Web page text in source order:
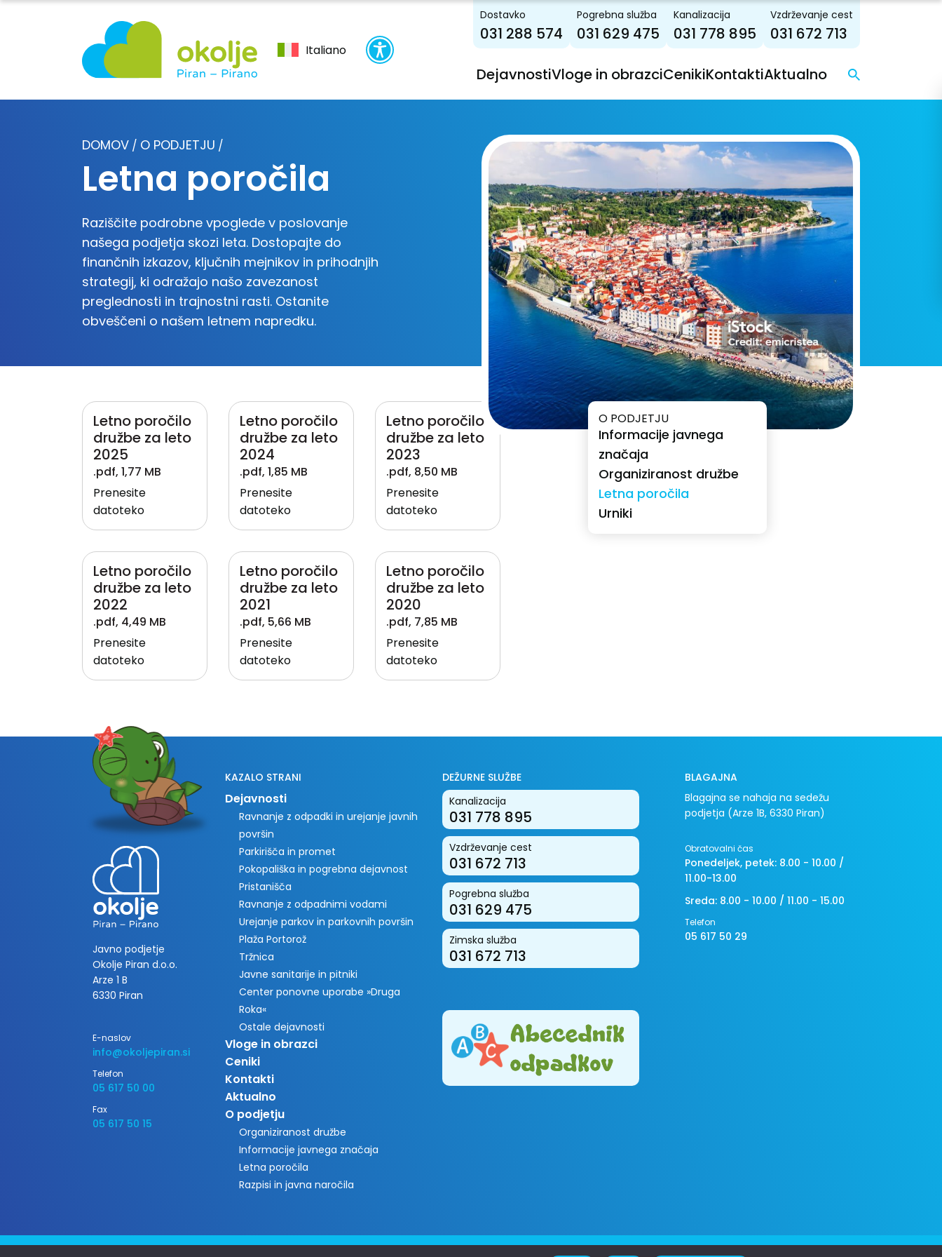
Italiano
Dostavko
031 288 574
Pogrebna služba
031 629 475
Kanalizacija
031 778 895
Vzdrževanje cest
031 672 713
DejavnostiVloge in obrazciCenikiKontaktiAktualno
DOMOV / O PODJETJU /
Letna poročila
Raziščite podrobne vpoglede v poslovanje
našega podjetja skozi leta. Dostopajte do
finančnih izkazov, ključnih mejnikov in prihodnjih
strategij, ki odražajo našo zavezanost
preglednosti in trajnostni rasti. Ostanite
obveščeni o našem letnem napredku.
Letno poročilo
družbe za leto
2025
.pdf, 1,77 MB
Prenesite
datoteko
Letno poročilo
družbe za leto
2024
.pdf, 1,85 MB
Prenesite
datoteko
Letno poročilo
družbe za leto
2023
.pdf, 8,50 MB
Prenesite
datoteko
Letno poročilo
družbe za leto
2022
.pdf, 4,49 MB
Prenesite
datoteko
Letno poročilo
družbe za leto
2021
.pdf, 5,66 MB
Prenesite
datoteko
Letno poročilo
družbe za leto
2020
.pdf, 7,85 MB
Prenesite
datoteko
O PODJETJU
Informacije javnega
značaja
Organiziranost družbe
Letna poročila
Urniki
Javno podjetje
Okolje Piran d.o.o.
Arze 1 B
6330 Piran
E-naslov
info@okoljepiran.si
Telefon
05 617 50 00
Fax
05 617 50 15
KAZALO STRANI
Dejavnosti
Ravnanje z odpadki in urejanje javnih
površin
Parkirišča in promet
Pokopališka in pogrebna dejavnost
Pristanišča
Ravnanje z odpadnimi vodami
Urejanje parkov in parkovnih površin
Plaža Portorož
Tržnica
Javne sanitarije in pitniki
Center ponovne uporabe »Druga
Roka«
Ostale dejavnosti
Vloge in obrazci
Ceniki
Kontakti
Aktualno
O podjetju
Organiziranost družbe
Informacije javnega značaja
Letna poročila
Razpisi in javna naročila
DEŽURNE SLUŽBE
Kanalizacija
031 778 895
Vzdrževanje cest
031 672 713
Pogrebna služba
031 629 475
Zimska služba
031 672 713
BLAGAJNA
Blagajna se nahaja na sedežu
podjetja (Arze 1B, 6330 Piran)
Obratovalni čas
Ponedeljek, petek: 8.00 - 10.00 /
11.00-13.00
Sreda: 8.00 - 10.00 / 11.00 - 15.00
Telefon
05 617 50 29